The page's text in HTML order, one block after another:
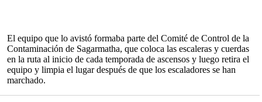
El equipo que lo avistó formaba parte del Comité de Control de la
Contaminación de Sagarmatha, que coloca las escaleras y cuerdas
en la ruta al inicio de cada temporada de ascensos y luego retira el
equipo y limpia el lugar después de que los escaladores se han
marchado.